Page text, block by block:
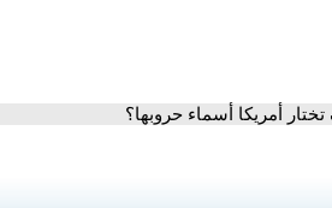
أمريكا أسماء حروبها؟